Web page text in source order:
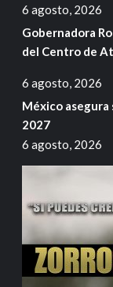
6 agosto, 2026
Gobernadora
del Centro de
6 agosto, 2026
México asegura
2027
6 agosto, 2026